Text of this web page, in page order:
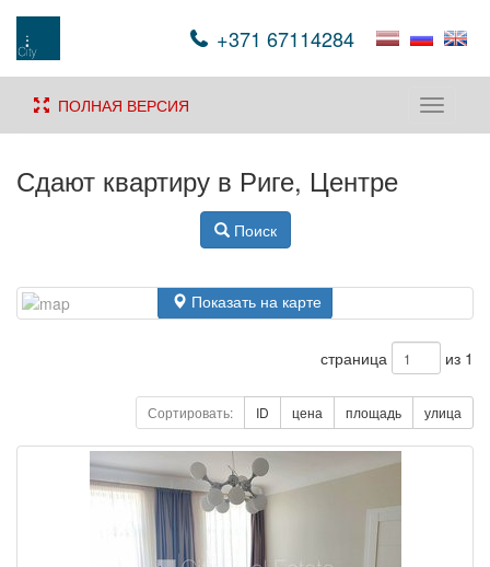
+371 67114284
Toggle
ПОЛНАЯ ВЕРСИЯ
Сдают квартиру в Риге, Центре
Поиск
Показать на карте
страница из 1
Сортировать: ID цена площадь улица